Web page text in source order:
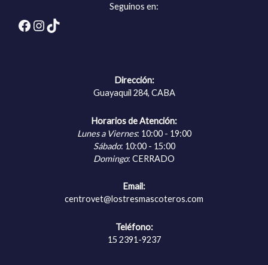
Seguinos en:
Facebook
Instagram
TikTok
Dirección:
Guayaquil 284, CABA
Horarios de Atención:
Lunes a Viernes: 10:00 - 19:00
Sábado: 10:00 - 15:00
Domingo: CERRADO
Email:
centrovet@lostresmascoteros.com
Teléfono:
15 2391-9237